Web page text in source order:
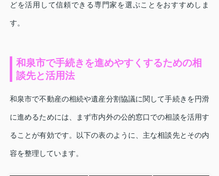
どを活用して信頼できる専門家を選ぶことをおすすめしま
す。
和泉市で手続きを進めやすくするための相
談先と活用法
和泉市で不動産の相続や遺産分割協議に関して手続きを円滑
に進めるためには、まず市内外の公的窓口での相談を活用す
ることが有効です。以下の表のように、主な相談先とその内
容を整理しています。